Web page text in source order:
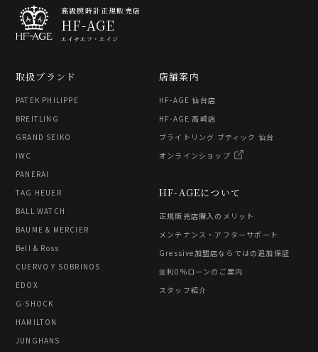
高級腕時計正規販売店
HF-AGE
エイチエフ・エイジ
取扱ブランド
PATEK PHILIPPE
BREITLING
GRAND SEIKO
IWC
PANERAI
TAG HEUER
BALL WATCH
BAUME & MERCIER
Bell & Ross
CUERVO Y SOBRINOS
EDOX
G-SHOCK
HAMILTON
JUNGHANS
HF-AGEについて
正規販売店購入のメリット
メンテナンス・アフターサポート
Gressive加盟店ならではの追加保証
金利0%ローンのご案内
スタッフ紹介
店舗案内
HF-AGE 仙台店
HF-AGE 高崎店
ブライトリング ブティック 仙台
オンラインショップ